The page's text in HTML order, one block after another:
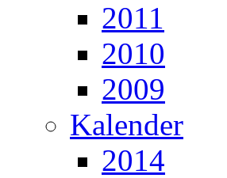
2011
2010
2009
Kalender
2014